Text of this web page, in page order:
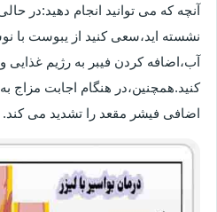
آنچه که می توانید انجام دهید:در
نشسته اید،سعی کنید از یبوست با
آب،اضافه کردن فیبر به رژیم
کنید.همچنین،در هنگام اجابت مزاج
اضافی فیشر مقعد را تشدید می کند.